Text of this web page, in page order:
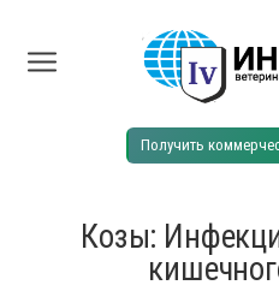
Получить
Козы: